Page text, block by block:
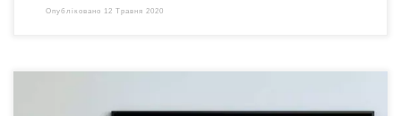
Опубліковано 12 Травня 2020